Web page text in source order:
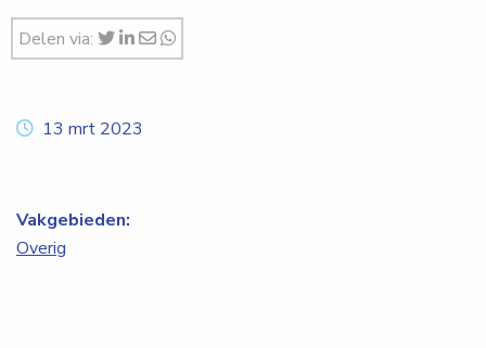
Delen via:
13 mrt 2023
Vakgebieden:
Overig